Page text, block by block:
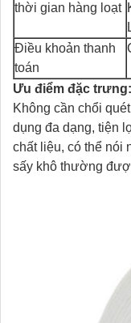
thời gian hàng loạt
Điều khoản thanh
toán
Ưu điểm đặc trưng:
Không cần chổi
dụng đa dạng, tiện
chất liệu, có thể nói
sấy khô thường